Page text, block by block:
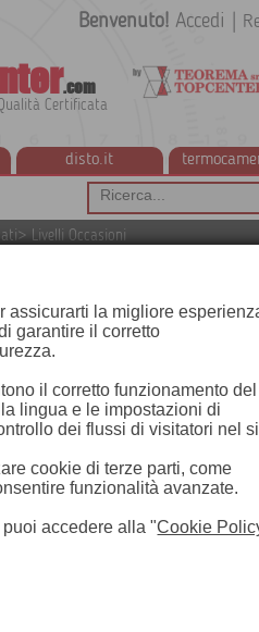
.com
Certificata
disto.it
Benvenuto! Accedi
> Livelli Occasioni
perfettamente funzionanti e
dei Costruttori.
da Attestato di
DIN 18723 o equivalente
assicurarti la migliore
garantire il corretto
il corretto funzionamento del
lingua e le impostazioni di
dei flussi di visitatori nel
cookie di terze parti, come
funzionalità avanzate.
accedere alla "Cookie